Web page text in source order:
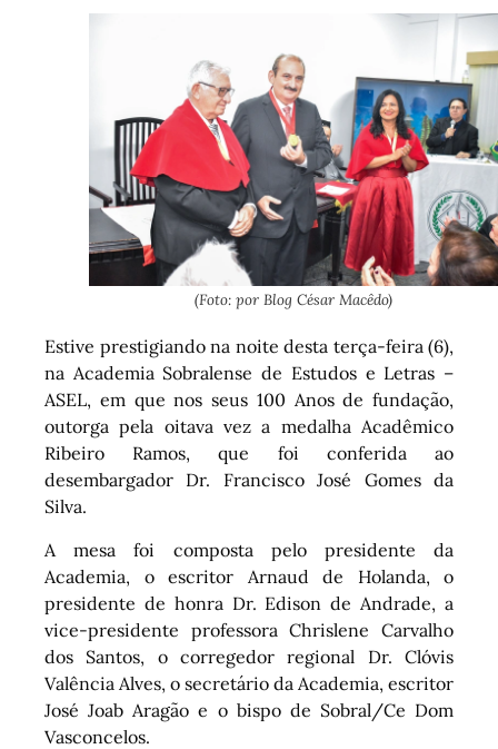
(Foto: por Blog César Macêdo)
Estive prestigiando na noite desta terça-feira (6),
na Academia Sobralense de Estudos e Letras –
ASEL, em que nos seus 100 Anos de fundação,
outorga pela oitava vez a medalha Acadêmico
Ribeiro Ramos, que foi conferida ao
desembargador Dr. Francisco José Gomes da
Silva.
A mesa foi composta pelo presidente da
Academia, o escritor Arnaud de Holanda, o
presidente de honra Dr. Edison de Andrade, a
vice-presidente professora Chrislene Carvalho
dos Santos, o corregedor regional Dr. Clóvis
Valência Alves, o secretário da Academia, escritor
José Joab Aragão e o bispo de Sobral/Ce Dom
Vasconcelos.